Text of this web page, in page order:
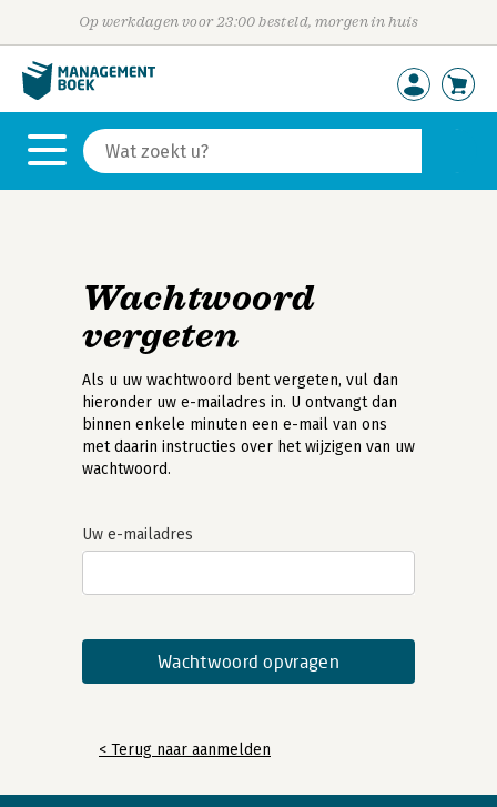
Op werkdagen voor 23:00 besteld, morgen in huis
Wachtwoord
vergeten
Als u uw wachtwoord bent vergeten, vul dan
hieronder uw e-mailadres in. U ontvangt dan
binnen enkele minuten een e-mail van ons
met daarin instructies over het wijzigen van uw
wachtwoord.
Uw e-mailadres
< Terug naar aanmelden